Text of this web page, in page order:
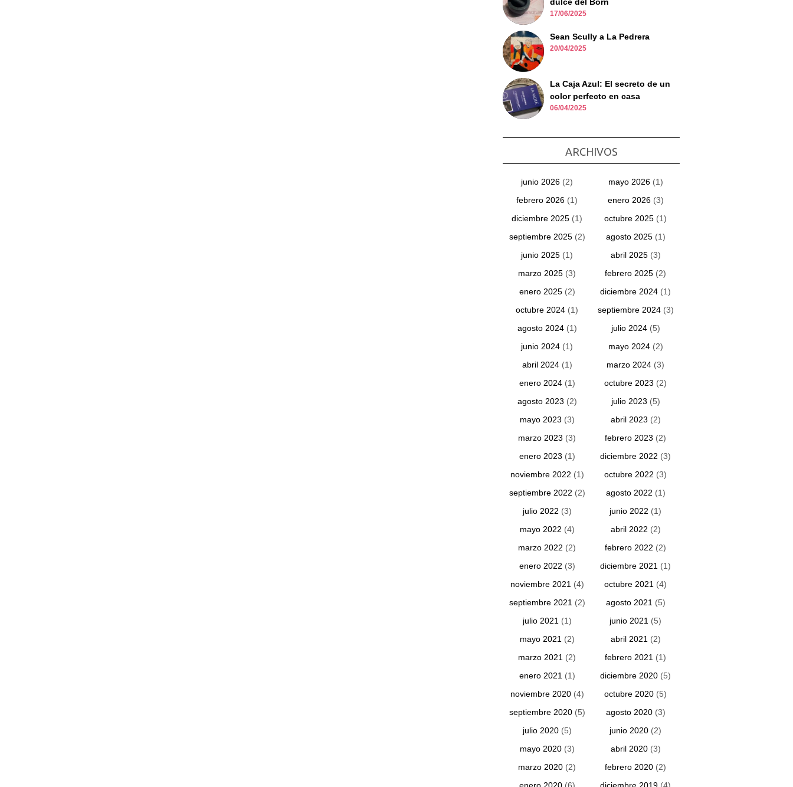
17/06/2025
Sean Scully a La Pedrera
20/04/2025
La Caja Azul: El secreto de un
color perfecto en casa
06/04/2025
ARCHIVOS
junio 2026 (2) mayo 2026(1)
febrero 2026 (1) enero 2026(3)
diciembre 2025 (1) octubre 2025 (1)
septiembre 2025(2) agosto 2025(1)
junio 2025 (1) abril 2025(3)
marzo 2025 (3) febrero 2025 (2)
enero 2025(2) diciembre 2024 (1)
octubre 2024 (1) septiembre 2024(3)
agosto 2024(1) julio 2024(5)
junio 2024 (1) mayo 2024(2)
abril 2024(1) marzo 2024 (3)
enero 2024(1) octubre 2023 (2)
agosto 2023 (2) julio 2023 (5)
mayo 2023 (3) abril 2023 (2)
marzo 2023 (3) febrero 2023 (2)
enero 2023 (1) diciembre 2022 (3)
noviembre 2022 (1) octubre 2022 (3)
septiembre 2022 (2) agosto 2022 (1)
julio 2022 (3) junio 2022 (1)
mayo 2022 (4) abril 2022 (2)
marzo 2022 (2) febrero 2022 (2)
enero 2022 (3) diciembre 2021 (1)
noviembre 2021 (4) octubre 2021 (4)
septiembre 2021 (2) agosto 2021 (5)
julio 2021 (1) junio 2021 (5)
mayo 2021 (2) abril 2021 (2)
marzo 2021 (2) febrero 2021 (1)
enero 2021 (1) diciembre 2020 (5)
noviembre 2020(4) octubre 2020 (5)
septiembre 2020(5) agosto 2020(3)
julio 2020(5) junio 2020 (2)
mayo 2020(3) abril 2020(3)
marzo 2020 (2) febrero 2020 (2)